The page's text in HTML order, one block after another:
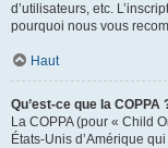
d’utilisateurs, etc.
pourquoi nous vous
Haut
Qu’est-ce que la COPPA
La COPPA (pour « Child
États-Unis d’Amérique